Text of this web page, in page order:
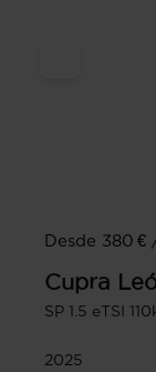
Desde 380 €
Cupra
SP 1.5 eTSI
2025